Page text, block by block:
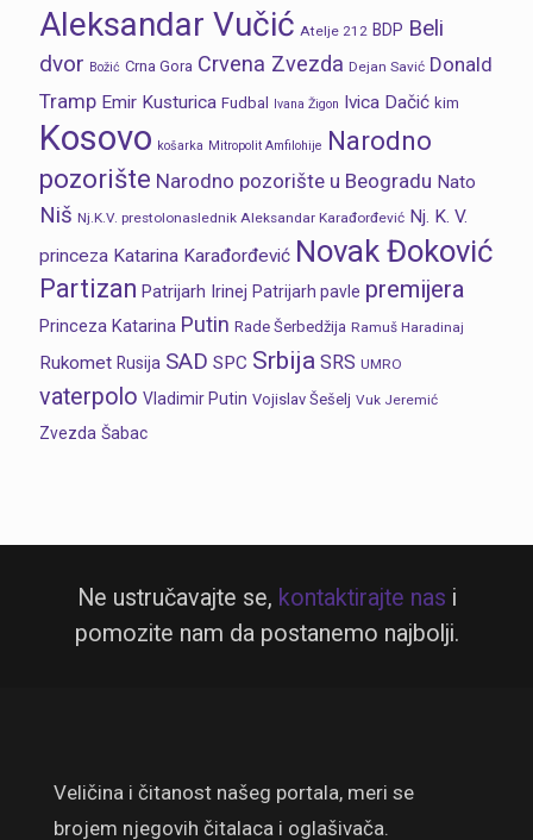
Aleksandar Vučić Atelje 212 BDP Beli
dvor Božić Crna Gora Crvena Zvezda Dejan Savić Donald
Tramp Emir Kusturica Fudbal Ivana Žigon Ivica Dačić kim
Kosovo košarka Mitropolit Amfilohije Narodno
pozorište Narodno pozorište u Beogradu Nato
Niš Nj.K.V. prestolonaslednik Aleksandar Karađorđević Nj. K. V.
princeza Katarina Karađorđević Novak Đoković
Partizan Patrijarh Irinej Patrijarh pavle premijera
Princeza Katarina Putin Rade Šerbedžija Ramuš Haradinaj
Rukomet Rusija SAD SPC Srbija SRS UMRO
vaterpolo Vladimir Putin Vojislav Šešelj Vuk Jeremić
Zvezda Šabac
Ne ustručavajte se, kontaktirajte nas i
pomozite nam da postanemo najbolji.
Veličina i čitanost našeg portala, meri se
brojem njegovih čitalaca i oglašivača.